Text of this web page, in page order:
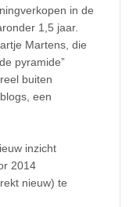
in de
1,5 jaar.
Martens, die
pyramide”
buiten
een
inzicht
2014
nieuw) te